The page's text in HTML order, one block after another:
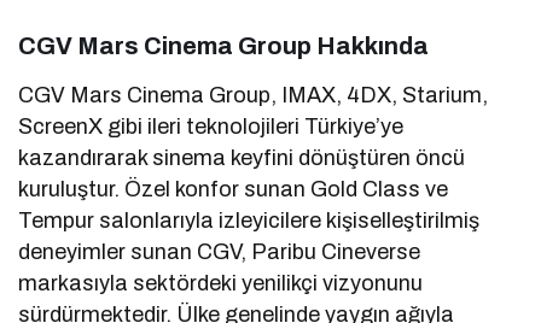
CGV Mars Cinema Group Hakkında
CGV Mars Cinema Group, IMAX, 4DX, Starium,
ScreenX gibi ileri teknolojileri Türkiye’ye
kazandırarak sinema keyfini dönüştüren öncü
kuruluştur. Özel konfor sunan Gold Class ve
Tempur salonlarıyla izleyicilere kişiselleştirilmiş
deneyimler sunan CGV, Paribu Cineverse
markasıyla sektördeki yenilikçi vizyonunu
sürdürmektedir. Ülke genelinde yaygın ağıyla